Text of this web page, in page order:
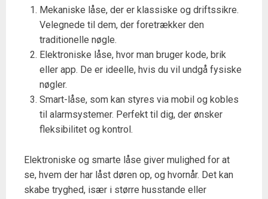
Mekaniske låse, der er klassiske og driftssikre.
Velegnede til dem, der foretrækker den
traditionelle nøgle.
Elektroniske låse, hvor man bruger kode, brik
eller app. De er ideelle, hvis du vil undgå fysiske
nøgler.
Smart-låse, som kan styres via mobil og kobles
til alarmsystemer. Perfekt til dig, der ønsker
fleksibilitet og kontrol.
Elektroniske og smarte låse giver mulighed for at
se, hvem der har låst døren op, og hvornår. Det kan
skabe tryghed, især i større husstande eller